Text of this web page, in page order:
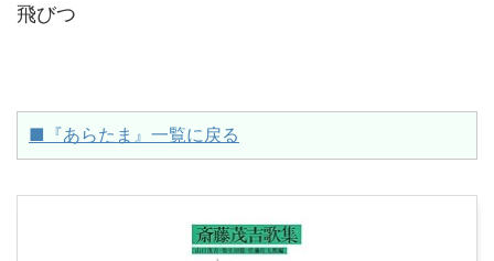
飛びつ
■『あらたま』一覧に戻る